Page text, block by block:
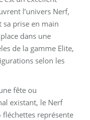
l’univers Nerf,
sa prise en main
dans une
de la gamme Elite,
selon les
fête ou
existant, le Nerf
fléchettes représente